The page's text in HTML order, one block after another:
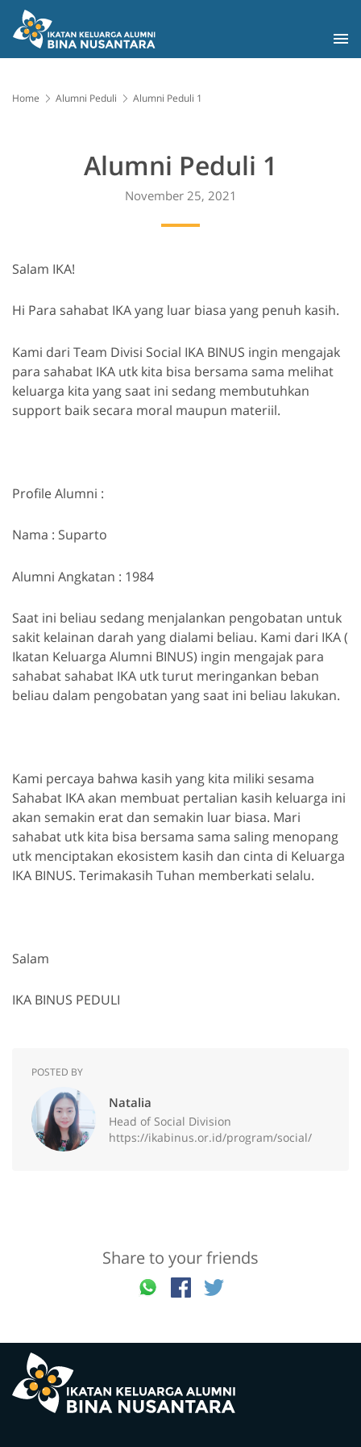
Home Alumni Peduli Alumni Peduli 1
Alumni Peduli 1
November 25, 2021
Salam IKA!
Hi Para sahabat IKA yang luar biasa yang penuh kasih.
Kami dari Team Divisi Social IKA BINUS ingin mengajak
para sahabat IKA utk kita bisa bersama sama melihat
keluarga kita yang saat ini sedang membutuhkan
support baik secara moral maupun materiil.
Profile Alumni :
Nama : Suparto
Alumni Angkatan : 1984
Saat ini beliau sedang menjalankan pengobatan untuk
sakit kelainan darah yang dialami beliau. Kami dari IKA (
Ikatan Keluarga Alumni BINUS) ingin mengajak para
sahabat sahabat IKA utk turut meringankan beban
beliau dalam pengobatan yang saat ini beliau lakukan.
Kami percaya bahwa kasih yang kita miliki sesama
Sahabat IKA akan membuat pertalian kasih keluarga ini
akan semakin erat dan semakin luar biasa. Mari
sahabat utk kita bisa bersama sama saling menopang
utk menciptakan ekosistem kasih dan cinta di Keluarga
IKA BINUS. Terimakasih Tuhan memberkati selalu.
Salam
IKA BINUS PEDULI
POSTED BY
Natalia
Head of Social Division
https://ikabinus.or.id/program/social/
Share to your friends